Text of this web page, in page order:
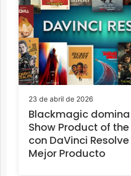
23 de abril de 2026
Blackmagic domina
Show Product of
con DaVinci
Mejor Producto